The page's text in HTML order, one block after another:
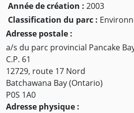
Année de création : 2003
Classification du parc :
Adresse postale :
a/s du parc provincial Pancake
C.P. 61
12729, route 17 Nord
Batchawana Bay (Ontario)
P0S 1A0
Adresse physique :